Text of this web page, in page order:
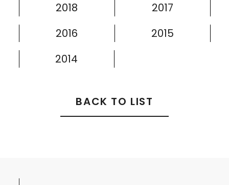
2018
2017
2016
2015
2014
BACK TO LIST